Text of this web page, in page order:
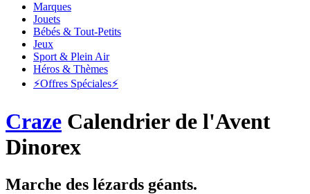
Marques
Jouets
Bébés & Tout-Petits
Jeux
Sport & Plein Air
Héros & Thèmes
⚡️Offres Spéciales⚡️
Craze Calendrier de l'Avent
Dinorex
Marche des lézards géants.